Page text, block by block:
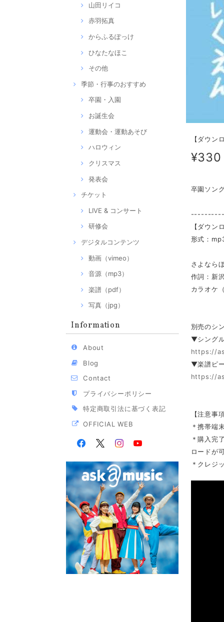
山田リイコ
赤羽拓真
からふるぽっけ
ひなたなほこ
その他
季節・行事のおすすめ
卒園・入園
お誕生会
運動会・運動あそび
ハロウィン
クリスマス
発表会
チケット
LIVE & コンサート
研修会
デジタルコンテンツ
動画（vimeo）
音源（mp3）
楽譜（pdf）
写真（jpg）
Information
About
Blog
Contact
プライバシーポリシー
特定商取引法に基づく表記
OFFICIAL WEB
【ダウン
¥330
卒園ソン
【ダウン
形式：
さよなら
作詞：新
カラオケ
別売のシ
▼シング
https://
▼楽譜ピ
https://
【注意事
＊携帯端
＊購入完
ロードが
＊クレジ